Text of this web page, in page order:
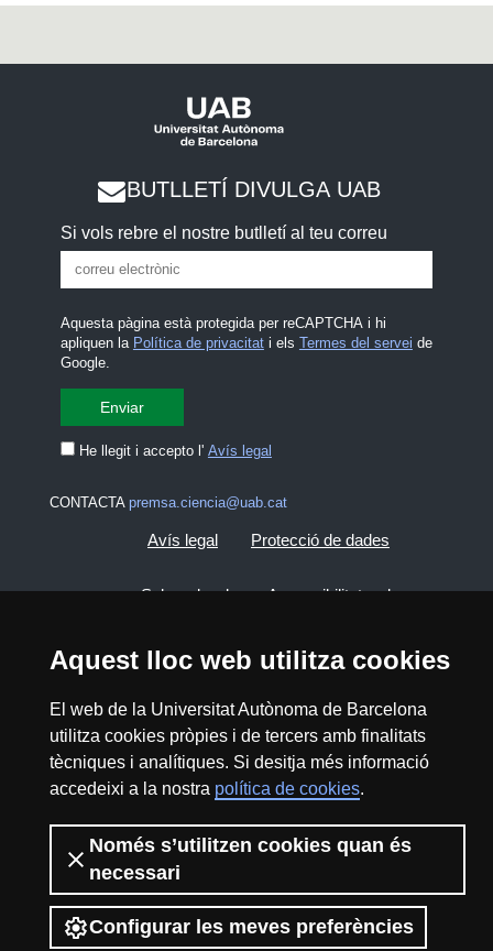
Aquest lloc web utilitza cookies
El web de la Universitat Autònoma de Barcelona
utilitza cookies pròpies i de tercers amb finalitats
tècniques i analítiques. Si desitja més informació
accedeixi a la nostra política de cookies.
Només s’utilitzen cookies quan és
necessari
Configurar les meves preferències
BUTLLETÍ DIVULGA UAB
Si vols rebre el nostre butlletí al teu correu
Aquesta pàgina està protegida per reCAPTCHA i hi
apliquen la Política de privacitati els Termes del servei de
Google.
He llegit i accepto l' Avís legal
CONTACTA premsa.ciencia@uab.cat
Avís legal Protecció de dades
Sobre el web Accessibilitat web
Mapa del web UAB
2026 Divulga UAB - Creative Commons
Reconeixement - No Comercial (CC BY NC) -
ISSN: 2014-6388
View low-bandwidth version